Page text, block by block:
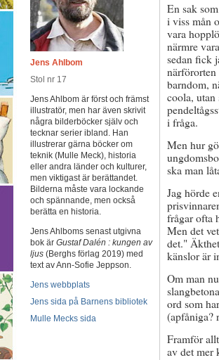
Jens Ahlbom
Stol nr 17
Jens Ahlbom är först och främst
illustratör, men har även skrivit
några bilderböcker själv och
tecknar serier ibland. Han
illustrerar gärna böcker om
teknik (Mulle Meck), historia
eller andra länder och kulturer,
men viktigast är berättandet.
Bilderna måste vara lockande
och spännande, men också
berätta en historia.
Jens Ahlboms senast utgivna
bok är Gustaf Dalén : kungen av
ljus (Berghs förlag 2019) med
text av Ann-Sofie Jeppson.
Jens webbplats
Jens sida på Barnens bibliotek
Mulle Mecks sida
En sak
i viss mån
vara
närmre
sedan fick
barndom,
coola, utan
i fråga.
Men hur
ska man
Jag hörde
frågar ofta
Men det
det."
känslor är
Om man
ord som
(apfåniga?
Framför
av det mer